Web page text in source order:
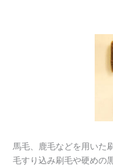
馬毛、鹿毛などを用いた
毛すり込み刷毛や硬めの